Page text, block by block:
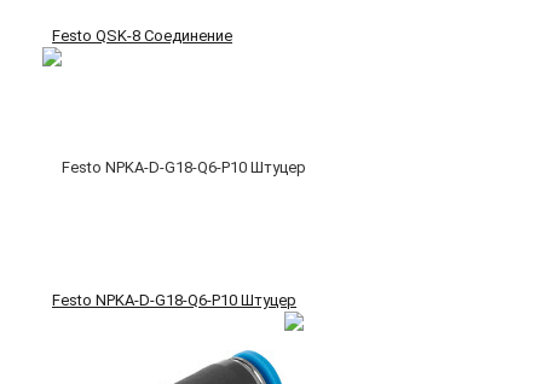
Festo QSK-8 Соединение
Festo NPKA-D-G18-Q6-P10 Штуцер